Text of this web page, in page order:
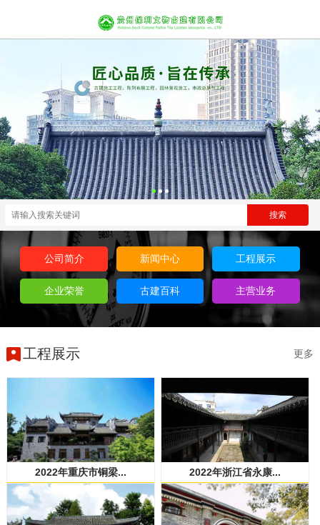
公司简介 新闻中心 工程展示
企业荣誉 古建百科 主营业务
工程展示 更多
2022年重庆市铜梁... 2022年浙江省永康...